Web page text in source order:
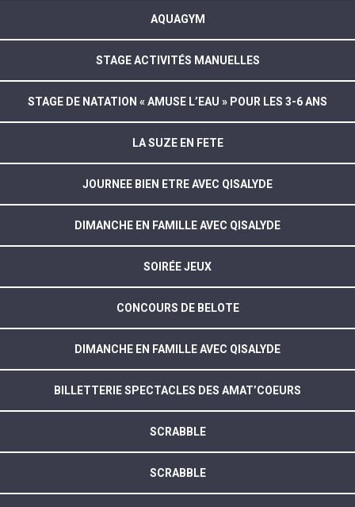
AQUAGYM
STAGE ACTIVITÉS MANUELLES
STAGE DE NATATION « AMUSE L’EAU » POUR LES 3-6 ANS
LA SUZE EN FETE
JOURNEE BIEN ETRE AVEC QISALYDE
DIMANCHE EN FAMILLE AVEC QISALYDE
SOIRÉE JEUX
CONCOURS DE BELOTE
DIMANCHE EN FAMILLE AVEC QISALYDE
BILLETTERIE SPECTACLES DES AMAT’COEURS
SCRABBLE
SCRABBLE